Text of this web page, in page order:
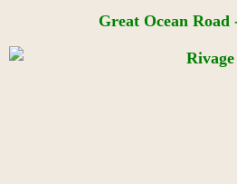
Great Ocean Road